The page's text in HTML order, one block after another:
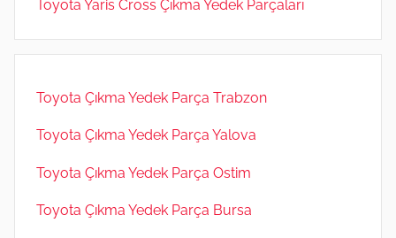
Toyota Yaris Cross Çıkma Yedek Parçaları
Toyota Çıkma Yedek Parça Trabzon
Toyota Çıkma Yedek Parça Yalova
Toyota Çıkma Yedek Parça Ostim
Toyota Çıkma Yedek Parça Bursa